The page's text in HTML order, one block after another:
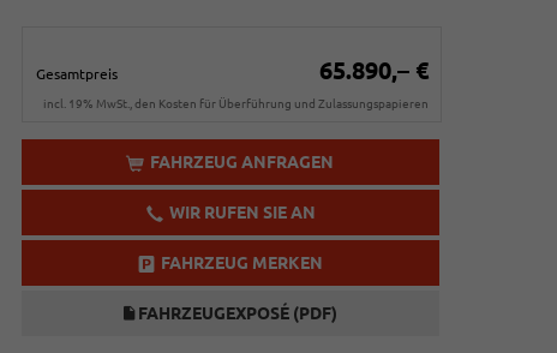
Gesamtpreis 65.890,– €
incl. 19% MwSt., den Kosten für Überführung und Zulassungspapieren
FAHRZEUG ANFRAGEN
WIR RUFEN SIE AN
FAHRZEUG MERKEN
FAHRZEUGEXPOSÉ (PDF)